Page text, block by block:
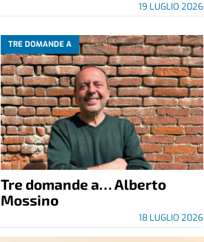
19 LUGLIO 2026
TRE DOMANDE A
Tre domande a… Alberto
Mossino
18 LUGLIO 2026